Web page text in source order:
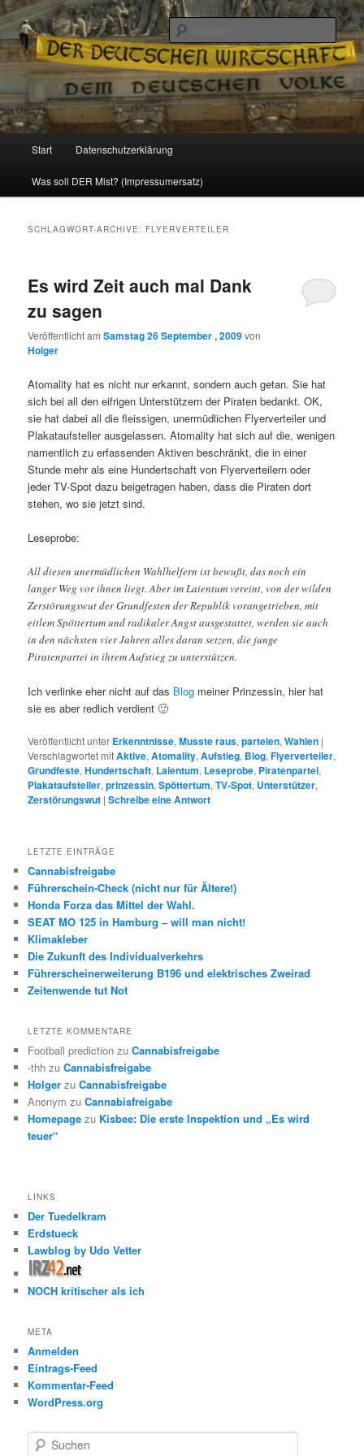
Reizzentrum
Politik, Wirtschaft, Soziales und Gesellschaft
Zum
Inhalt
Zum
sekundären
Start Datenschutzerklärung
Was soll DER Mist? (Impressumersatz)
SCHLAGWORT-ARCHIVE: FLYERVERTEILER
Es wird Zeit auch mal Dank
zu sagen
Veröffentlicht amSamstag 26 September , 2009von
Holger
Atomality hat es nicht nur erkannt, sondern auch getan. Sie hat
sich bei all den eifrigen Unterstützern der Piraten bedankt. OK,
sie hat dabei all die fleissigen, unermüdlichen Flyerverteiler und
Plakataufsteller ausgelassen. Atomality hat sich auf die, wenigen
namentlich zu erfassenden Aktiven beschränkt, die in einer
Stunde mehr als eine Hundertschaft von Flyerverteilern oder
jeder TV-Spot dazu beigetragen haben, dass die Piraten dort
stehen, wo sie jetzt sind.
Leseprobe:
All diesen unermüdlichen Wahlhelfern ist bewußt, das noch ein
langer Weg vor ihnen liegt. Aber im Laientum vereint, von der wilden
Zerstörungswut der Grundfesten der Republik vorangetrieben, mit
eitlem Spöttertum und radikaler Angst ausgestattet, werden sie auch
in den nächsten vier Jahren alles daran setzen, die junge
Piratenpartei in ihrem Aufstieg zu unterstützen.
Ich verlinke eher nicht auf das Blog meiner Prinzessin, hier hat
sie es aber redlich verdient 🙂
Veröffentlicht unter Erkenntnisse,Musste raus,parteien,Wahlen |
Verschlagwortet mitAktive,Atomality,Aufstieg, Blog,Flyerverteiler,
Grundfeste,Hundertschaft, Laientum, Leseprobe, Piratenpartei,
Plakataufsteller,prinzessin,Spöttertum,TV-Spot, Unterstützer,
Zerstörungswut |Schreibe eine Antwort
LETZTE EINTRÄGE
Cannabisfreigabe
Führerschein-Check (nicht nur für Ältere!)
Honda Forza das Mittel der Wahl.
SEAT MO 125 in Hamburg – will man nicht!
Klimakleber
Die Zukunft des Individualverkehrs
Führerscheinerweiterung B196 und elektrisches Zweirad
Zeitenwende tut Not
LETZTE KOMMENTARE
Football prediction zuCannabisfreigabe
-thh zuCannabisfreigabe
Holger zuCannabisfreigabe
Anonym zuCannabisfreigabe
Homepage zu Kisbee: Die erste Inspektion und „Es wird
teuer“
LINKS
Der Tuedelkram
Erdstueck
Lawblog by Udo Vetter
NOCH kritischer als ich
META
Anmelden
Eintrags-Feed
Kommentar-Feed
WordPress.org